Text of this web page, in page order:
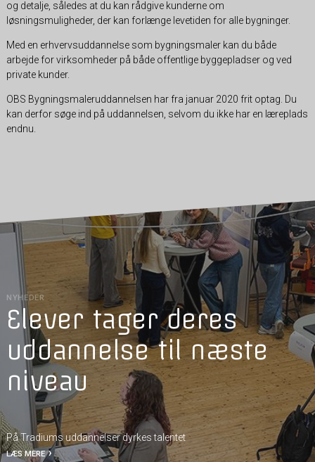
og detalje, således at du kan rådgive kunderne om
løsningsmuligheder, der kan forlænge levetiden for alle bygninger.
Med en erhvervsuddannelse som bygningsmaler kan du både
arbejde for virksomheder på både offentlige byggepladser og ved
private kunder.
OBS Bygningsmaleruddannelsen har fra januar 2020 frit optag. Du
kan derfor søge ind på uddannelsen, selvom du ikke har en læreplads
endnu.
NYHEDER
Elever tager deres
uddannelse til næste
niveau
På Tradiums uddannelser dyrkes talentet
LÆS MERE